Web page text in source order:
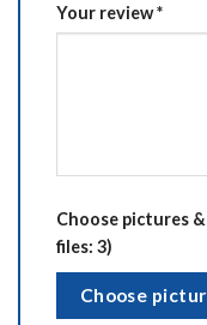
Your review*
Choose pictures
files: 3)
Choose